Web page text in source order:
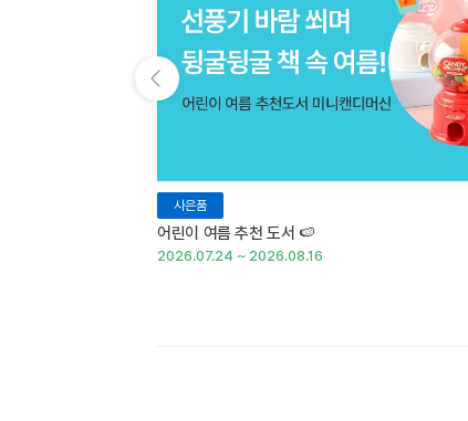
사은품
어린이 여름 추천 도서 🍉
2026.07.24 ~ 2026.08.16